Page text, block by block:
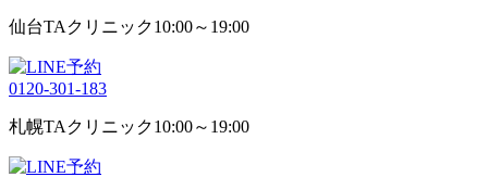
仙台TAクリニック10:00～19:00
0120-301-183
札幌TAクリニック10:00～19:00